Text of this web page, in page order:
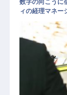
数字の向こうに
ィの経理マネー